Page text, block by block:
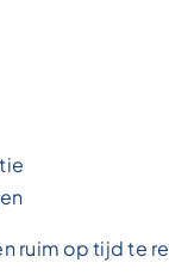
ruim op tijd te